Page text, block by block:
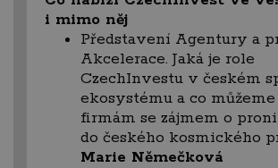
i mimo něj
Představení Agentury a
Akcelerace. Jaká je role
CzechInvestu v českém
ekosystému a co
firmám se zájmem o
do českého kosmického
Marie Němečková